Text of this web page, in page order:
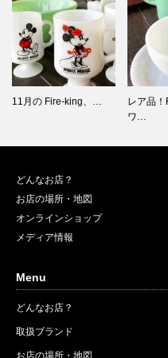
レア品！Fire-kingホ
Fire-king
どんなお店？
お店の場所・地図
オンラインショップ
メディア情報
Menu
どんなお店？
取扱ブランド
お店の場所・地図